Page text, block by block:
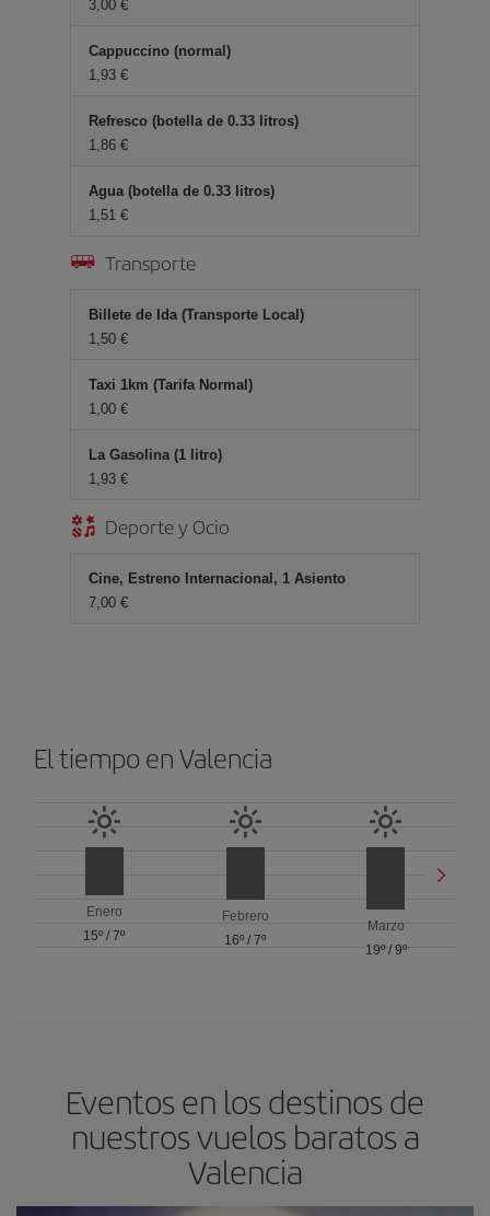
3,00 €
Cappuccino (normal)
1,93 €
Refresco (botella de 0.33 litros)
1,86 €
Agua (botella de 0.33 litros)
1,51 €
Transporte
Billete de Ida (Transporte Local)
1,50 €
Taxi 1km (Tarifa Normal)
1,00 €
La Gasolina (1 litro)
1,93 €
Deporte y Ocio
Cine, Estreno Internacional, 1 Asiento
7,00 €
El tiempo en Valencia
Enero
15º /7º
Febrero
16º / 7º
Marzo
19º/ 9º
Eventos en los destinos de
nuestros vuelos baratos a
Valencia